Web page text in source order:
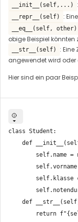
__init__(self,...)
__repr__(self) :
__eq__(self, other)
obige Beispiel
__str__(self)
:
angewendet wird oder
Hier sind ein paar
class Student:
def
self.name =
self.klasse
def
return